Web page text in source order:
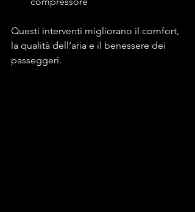
Questi interventi migliorano il comfort,
la qualità dell’aria e il benessere dei
passeggeri.